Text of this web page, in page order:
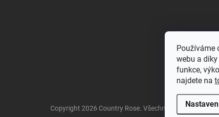
Používáme
webu a
funkce,
najdete na
Copyright 2026 Country Rose. Všechna práva